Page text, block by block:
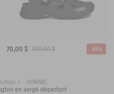
70,00 $ 200,00 $ -65%
HOMME
en sergé déperlant